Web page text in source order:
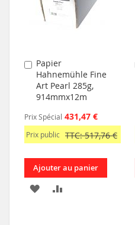
D’ENVIE
Papier
Hahnemühle Fine
Art Pearl 285g,
914mmx12m
Prix Spécial 431,47 €
Prix public TTC: 517,76 €
Ajouter
au
panier
Ajouter au panier
AJOUTER